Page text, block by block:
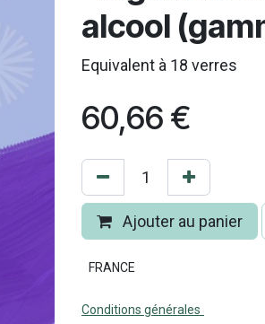
alcool
Equivalent à 18 verres
60,66 €
Ajouter au panier
FRANCE
Conditions générales